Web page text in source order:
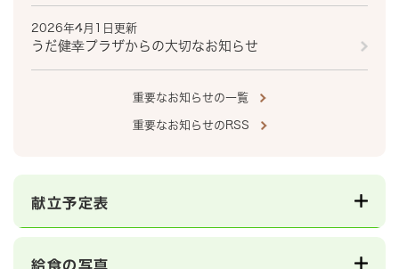
2026年4月1日更新
うだ健幸プラザからの大切なお知らせ
重要なお知らせの一覧
重要なお知らせのRSS
献立予定表
給食の写真